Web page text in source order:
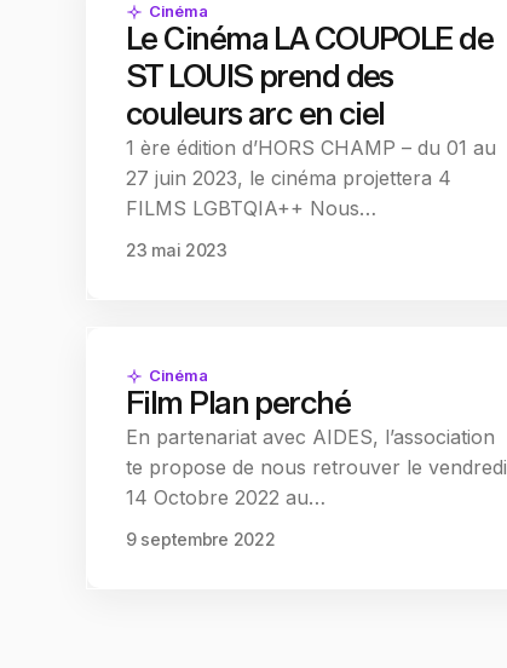
Cinéma
Le Cinéma LA COUPOLE de
ST LOUIS prend des
couleurs arc en ciel
1 ère édition d’HORS CHAMP – du 01 au
27 juin 2023, le cinéma projettera 4
FILMS LGBTQIA++ Nous…
23 mai 2023
Cinéma
Film Plan perché
En partenariat avec AIDES, l’association
te propose de nous retrouver le vendredi
14 Octobre 2022 au…
9 septembre 2022